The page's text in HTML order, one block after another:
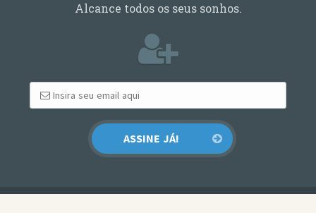
Alcance todos os seus sonhos.